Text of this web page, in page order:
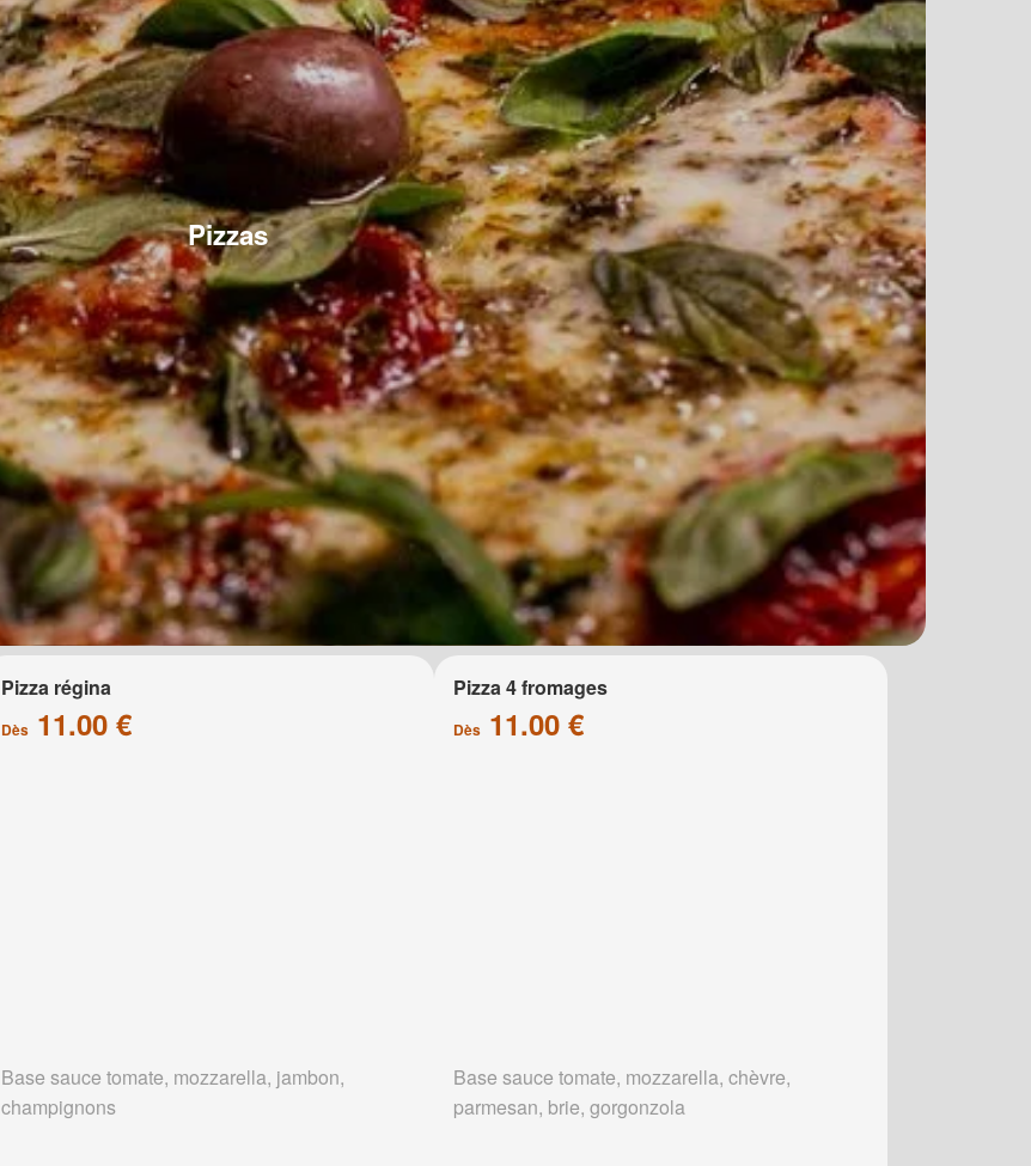
Pizzas
Pizza régina
Dès11.00 €
Base sauce tomate, mozzarella, jambon,
champignons
Pizza 4 fromages
Dès 11.00 €
Base sauce tomate, mozzarella, chèvre,
parmesan, brie, gorgonzola